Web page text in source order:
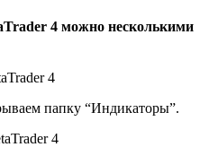
4 можно несколькими
папку “Индикаторы”.